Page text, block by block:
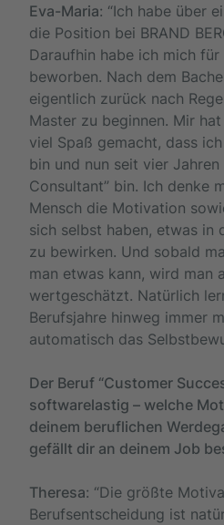
Eva-Maria: “Ich habe über
die Position bei BRAND
Daraufhin habe ich mich
beworben. Nach dem
eigentlich zurück nach
Master zu beginnen. Mir
viel Spaß gemacht, dass
bin und nun seit vier Jahren
Consultant” bin. Ich denke
Mensch die Motivation
sich selbst haben, etwas in
zu bewirken. Und sobald
man etwas kann, wird man
wertgeschätzt. Natürlich
Berufsjahre hinweg immer
automatisch das
Der Beruf “Customer
softwarelastig – welche
deinem beruflichen
gefällt dir an deinem Job
Theresa: “Die größte
Berufsentscheidung ist